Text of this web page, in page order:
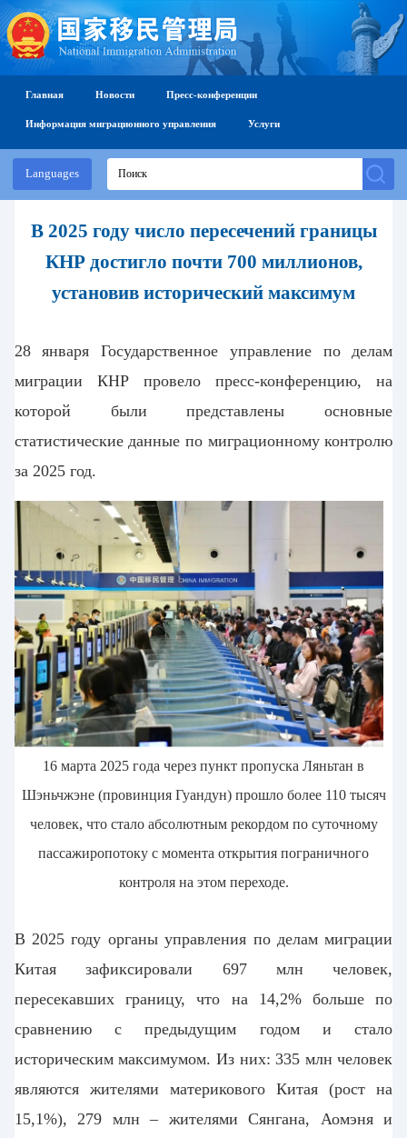
Languages
Главная Новости Пресс-конференции
Информация миграционного управления Услуги
В 2025 году число пересечений границы
КНР достигло почти 700 миллионов,
установив исторический максимум
28 январяГосударственное управление по делам
миграции КНР
провело пресс-конференцию, на
которой были представлены основные
статистические данные по миграционному контролю
за 2025 год.
16 марта 2025 года через пункт пропуска Ляньтан в
Шэньчжэне (провинция Гуандун) прошло более 110 тысяч
человек, что стало абсолютным рекордом по суточному
пассажиропотоку с момента открытия пограничного
контроля на этом переходе.
В 2025 году органы управления по делам миграции
Китая зафиксировали 697 млн человек,
пересекавших границу, что на 14,2% больше по
сравнению с предыдущим годом и стало
историческим максимумом. Из них: 335 млн человек
являются жителями материкового Китая (рост на
15,1%), 279 млн– жителями Сянгана, Аомэня и